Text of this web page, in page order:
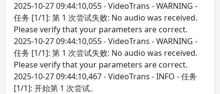
2025-10-27 09:44:10,055 - VideoTrans - WARNING -
任务 [1/1]: 第 1 次尝试失败: No audio was received.
Please verify that your parameters are correct.
2025-10-27 09:44:10,055 - VideoTrans - WARNING -
任务 [1/1]: 第 1 次尝试失败: No audio was received.
Please verify that your parameters are correct.
2025-10-27 09:44:10,467 - VideoTrans - INFO - 任务
[1/1]: 开始第 1 次尝试。